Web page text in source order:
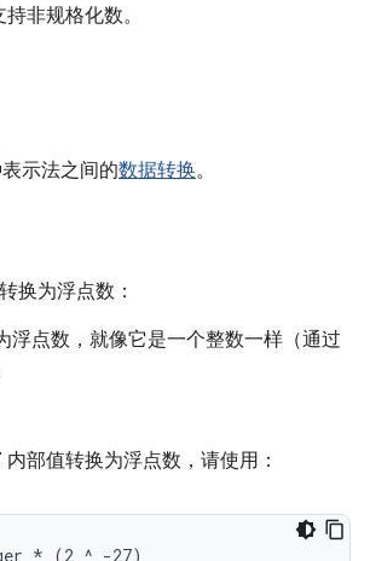
持非规格化数。
示法之间的数据转换。
换为浮点数：
浮点数，就像它是一个整数一样（通过
部值转换为浮点数，请使用：